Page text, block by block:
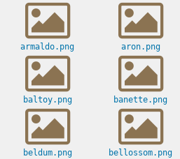
armaldo.png aron.png
baltoy.png banette.png
beldum.png bellossom.png